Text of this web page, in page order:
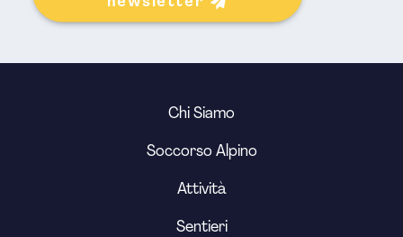
Chi Siamo
Soccorso Alpino
Attività
Sentieri